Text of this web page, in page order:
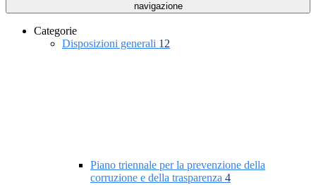
navigazione
Categorie
Disposizioni generali 12
Piano triennale per la prevenzione della
corruzione e della trasparenza 4